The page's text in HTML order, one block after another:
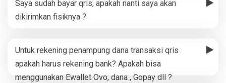
Saya sudah bayar qris, apakah nanti saya akan
dikirimkan fisiknya ?
Untuk rekening penampung dana transaksi qris
apakah harus rekening bank? Apakah bisa
menggunakan Ewallet Ovo, dana , Gopay dll ?